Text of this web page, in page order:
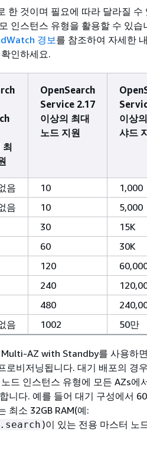
한 것이며 필요에 따라 달라질 수
인스턴스 유형을 활용할 수 있습
경보를 참조하여 자세한
인하세요.
최
OpenSearch
Service 2.17
이상의 최대
노드 지원
이상
샤드
음 10
1,000
음 10
5,000
30
15K
60
30K
120
240
480
음 1002 50만
Multi-AZ with Standby를 사용하
로비저닝됩니다. 대기 배포의 경
드 인스턴스 유형에 모든 AZs에
니다. 예를 들어 대기 구성에서
최소 32GB RAM(예:
)이 있는 전용 마스터 노